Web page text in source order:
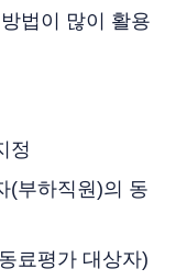
법이 많이 활용
정
(부하직원)의 동
료평가 대상자)